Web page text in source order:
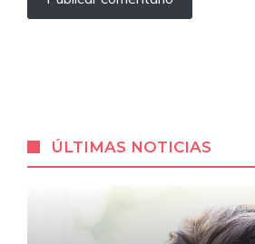
ÚLTIMAS NOTICIAS